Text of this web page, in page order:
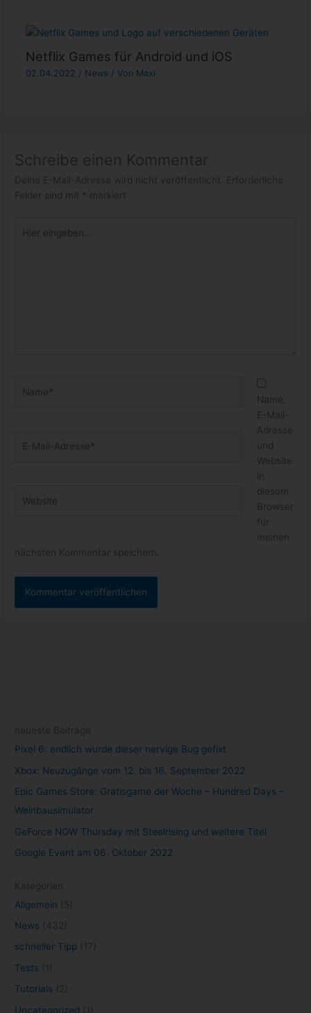
Netflix Games für Android und iOS
02.04.2022 / News / Von Maxi
Schreibe einen Kommentar
Deine E-Mail-Adresse wird nicht veröffentlicht.
Erforderliche
Felder sind mit * markiert
eingeben…
Mail-
Name,
E-Mail-
Adresse
und
Website
in
diesem
Browser
für
meinen
nächsten Kommentar speichern.
Pixel 6: endlich wurde dieser nervige Bug gefixt
Xbox: Neuzugänge vom 12. bis 16. September 2022
Epic Games Store: Gratisgame der Woche – Hundred Days –
Weinbausimulator
GeForce NOW Thursday mit Steelrising und weitere Titel
Google Event am 06. Oktober 2022
Allgemein
News
schneller Tipp
Tests
Tutorials
Uncategorized